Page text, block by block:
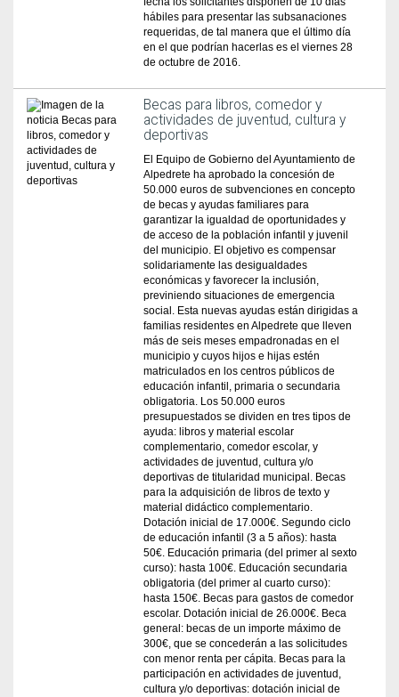
hábiles para presentar las subsanaciones
requeridas, de tal manera que el último día
en el que podrían hacerlas es el viernes 28
de octubre de 2016.
Becas para libros, comedor y
actividades de juventud, cultura y
deportivas
El Equipo de Gobierno del Ayuntamiento de
Alpedrete ha aprobado la concesión de
50.000 euros de subvenciones en concepto
de becas y ayudas familiares para
garantizar la igualdad de oportunidades y
de acceso de la población infantil y juvenil
del municipio. El objetivo es compensar
solidariamente las desigualdades
económicas y favorecer la inclusión,
previniendo situaciones de emergencia
social. Esta nuevas ayudas están dirigidas a
familias residentes en Alpedrete que lleven
más de seis meses empadronadas en el
municipio y cuyos hijos e hijas estén
matriculados en los centros públicos de
educación infantil, primaria o secundaria
obligatoria. Los 50.000 euros
presupuestados se dividen en tres tipos de
ayuda: libros y material escolar
complementario, comedor escolar, y
actividades de juventud, cultura y/o
deportivas de titularidad municipal. Becas
para la adquisición de libros de texto y
material didáctico complementario.
Dotación inicial de 17.000€. Segundo ciclo
de educación infantil (3 a 5 años): hasta
50€. Educación primaria (del primer al sexto
curso): hasta 100€. Educación secundaria
obligatoria (del primer al cuarto curso):
hasta 150€. Becas para gastos de comedor
escolar. Dotación inicial de 26.000€. Beca
general: becas de un importe máximo de
300€, que se concederán a las solicitudes
con menor renta per cápita. Becas para la
participación en actividades de juventud,
cultura y/o deportivas: dotación inicial de